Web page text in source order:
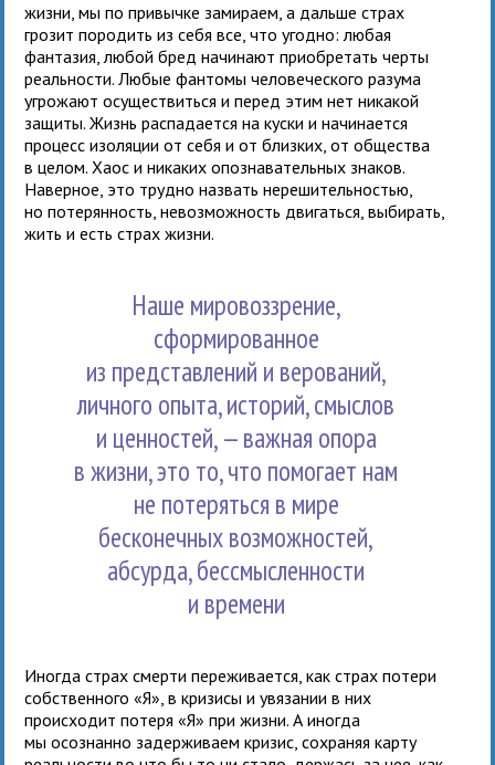
жизни, мы по привычке замираем, а дальше страх
грозит породить из себя все, что угодно: любая
фантазия, любой бред начинают приобретать черты
реальности. Любые фантомы человеческого разума
угрожают осуществиться и перед этим нет никакой
защиты. Жизнь распадается на куски и начинается
процесс изоляции от себя и от близких, от общества
в целом. Хаос и никаких опознавательных знаков.
Наверное, это трудно назвать нерешительностью,
но потерянность, невозможность двигаться, выбирать,
жить и есть страх жизни.
Наше мировоззрение,
сформированное
из представлений и верований,
личного опыта, историй, смыслов
и ценностей, — важная опора
в жизни, это то, что помогает нам
не потеряться в мире
бесконечных возможностей,
абсурда, бессмысленности
и времени
Иногда страх смерти переживается, как страх потери
собственного «Я», в кризисы и увязании в них
происходит потеря «Я» при жизни. А иногда
мы осознанно задерживаем кризис, сохраняя карту